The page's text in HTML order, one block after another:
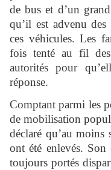
de bus et d’un
qu’il est advenu des
ces véhicules. Les
fois tenté au fil
autorités pour
réponse.
Comptant parmi les
de mobilisation
déclaré qu’au moins
ont été enlevés. Son
toujours portés